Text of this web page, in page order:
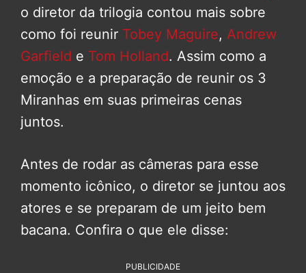
o diretor da trilogia contou mais sobre
como foi reunir Tobey Maguire, Andrew
Garfield e Tom Holland. Assim como a
emoção e a preparação de reunir os 3
Miranhas em suas primeiras cenas
juntos.
Antes de rodar as câmeras para esse
momento icônico, o diretor se juntou aos
atores e se preparam de um jeito bem
bacana. Confira o que ele disse:
PUBLICIDADE